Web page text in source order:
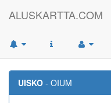
ALUSKARTTA.COM
UISKO - OIUM